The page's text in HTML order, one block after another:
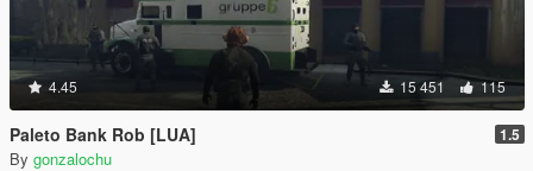
4.45 15 451 115
Paleto Bank Rob [LUA] 1.5
By gonzalochu